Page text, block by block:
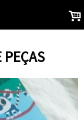
.